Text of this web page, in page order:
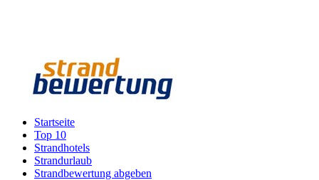
Startseite
Top 10
Strandhotels
Strandurlaub
Strandbewertung abgeben